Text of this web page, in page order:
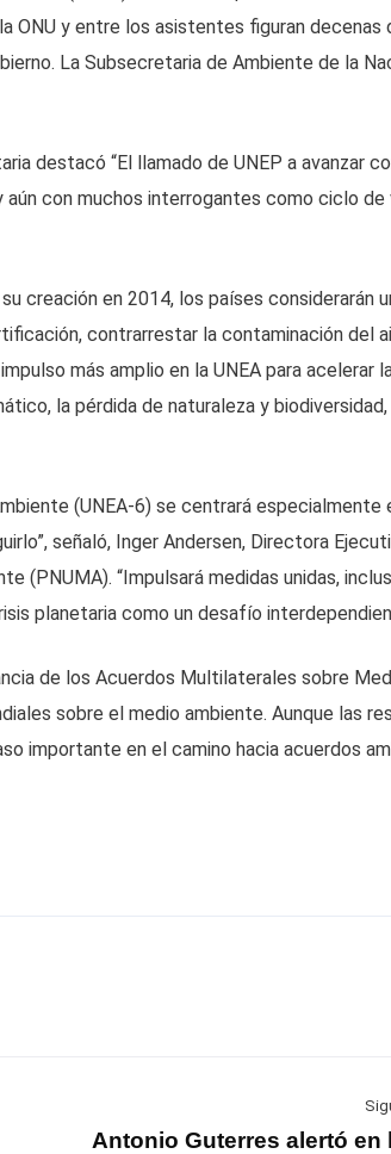
ONU y entre los asistentes figuran decenas
La Subsecretaria de Ambiente de la
destacó “El llamado de UNEP a avanzar
con muchos interrogantes como ciclo de
creación en 2014, los países considerarán
contrarrestar la contaminación del
más amplio en la UNEA para acelerar
la pérdida de naturaleza y biodiversidad,
(UNEA-6) se centrará especialmente
señaló, Inger Andersen, Directora
(PNUMA). “Impulsará medidas unidas,
planetaria como un desafío
de los Acuerdos Multilaterales sobre
sobre el medio ambiente. Aunque las
importante en el camino hacia acuerdos
Antonio Guterres alertó en